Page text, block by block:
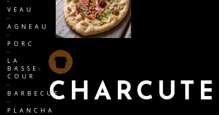
VEAU
AGNEAU
PORC
LA
BASSE-
COUR
BARBECUE
PLANCHA